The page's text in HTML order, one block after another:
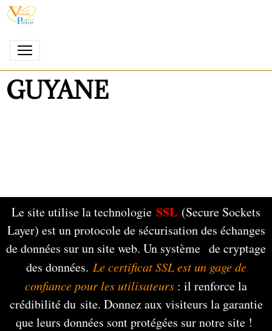
GUYANE
Le site utilise la technologie SSL (Secure Sockets
Layer) est un protocole de sécurisation des échanges
de données sur un site web. Un système de cryptage
des données. Le certificat SSL est un gage de
confiance pour les utilisateurs : il renforce la
crédibilité du site. Donnez aux visiteurs la garantie
que leurs données sont protégées sur notre site !